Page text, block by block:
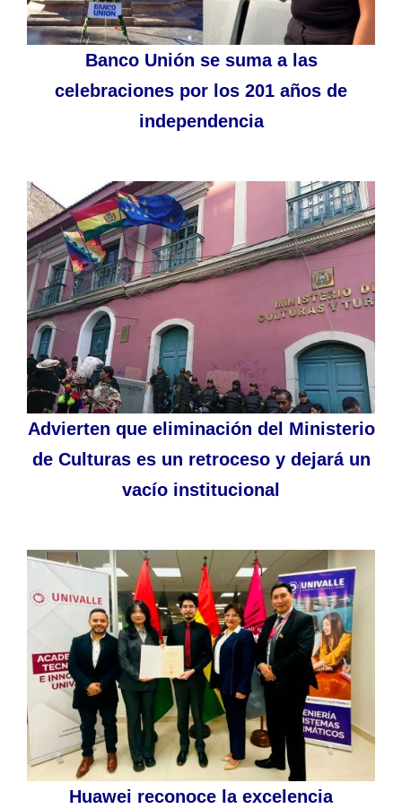
Banco Unión se suma a las
celebraciones por los 201 años de
independencia
Advierten que eliminación del Ministerio
de Culturas es un retroceso y dejará un
vacío institucional
Huawei reconoce la excelencia